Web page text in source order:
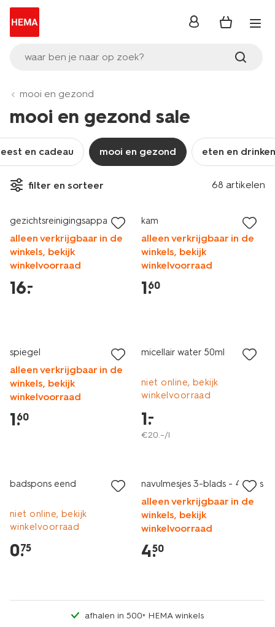
waar ben je naar op zoek?
inloggen
mooi en gezond
mooi en gezond sale
en cadeau mooi en gezond eten en drinken
filter en sorteer 68 artikelen
laag geprijsd
gezichtsreinigingsapparaat
alleen verkrijgbaar in de
winkels, bekijk
winkelvoorraad
16.
–
kam
alleen verkrijgbaar in de
winkels, bekijk
winkelvoorraad
1.
60
spiegel
alleen verkrijgbaar in de
winkels, bekijk
winkelvoorraad
1.
60
micellair water 50ml
niet online, bekijk
winkelvoorraad
1.
–
€20.–/l
badspons eend
niet online, bekijk
winkelvoorraad
0.
75
vegan
navulmesjes 3-blads - 4 stuks
alleen verkrijgbaar in de
winkels, bekijk
winkelvoorraad
4.
50
afhalen in 500+ HEMA winkels
vegan